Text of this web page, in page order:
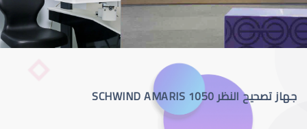
جهاز تصحيح النظر SCHWIND AMARIS 1050